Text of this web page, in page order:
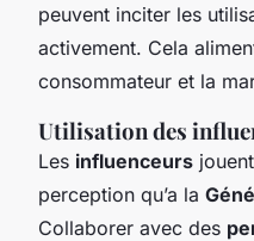
peuvent inciter les
activement. Cela
consommateur et la
Utilisation des
Les influenceurs
perception qu’a la
Collaborer avec des